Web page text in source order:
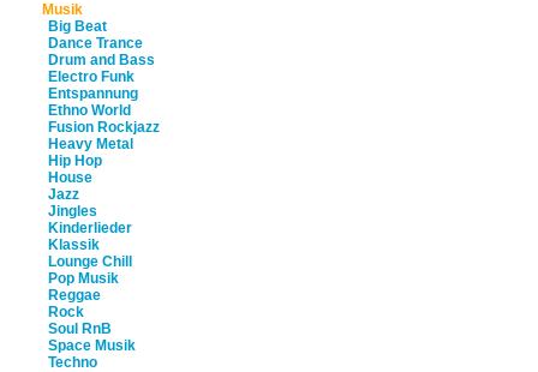
Musik
Big Beat
Dance Trance
Drum and Bass
Electro Funk
Entspannung
Ethno World
Fusion Rockjazz
Heavy Metal
Hip Hop
House
Jazz
Jingles
Kinderlieder
Klassik
Lounge Chill
Pop Musik
Reggae
Rock
Soul RnB
Space Musik
Techno